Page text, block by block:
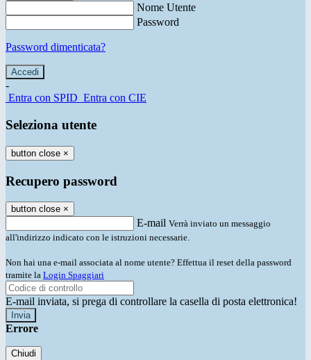
Nome Utente
Password
Password dimenticata?
-
Entra con SPID Entra con CIE
Seleziona utente
button close ×
Recupero password
button close ×
E-mail Verrà inviato un messaggio
all'indirizzo indicato con le istruzioni necessarie.
Non hai una e-mail associata al nome utente? Effettua il reset della password
tramite la Login Spaggiari
E-mail inviata, si prega di controllare la casella di posta elettronica!
Errore
Chiudi